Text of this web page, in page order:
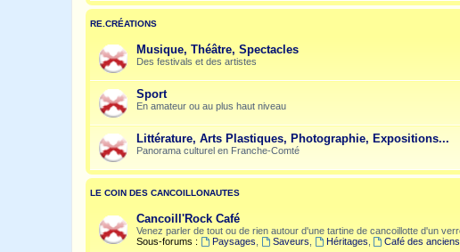
RE.CRÉATIONS
Musique, Théâtre, Spectacles
Des festivals et des artistes
Sport
En amateur ou au plus haut niveau
Littérature, Arts Plastiques, Photographie, Expositions...
Panorama culturel en Franche-Comté
LE COIN DES CANCOILLONAUTES
Cancoill'Rock Café
Venez parler de tout ou de rien autour d'une tartine de cancoillotte d'un
Sous-forums :
Paysages Saveurs Héritages Café des anciens